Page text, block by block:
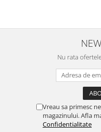
Nu rata
Vreau sa primesc
magazinului. Afla
Confidentialitate